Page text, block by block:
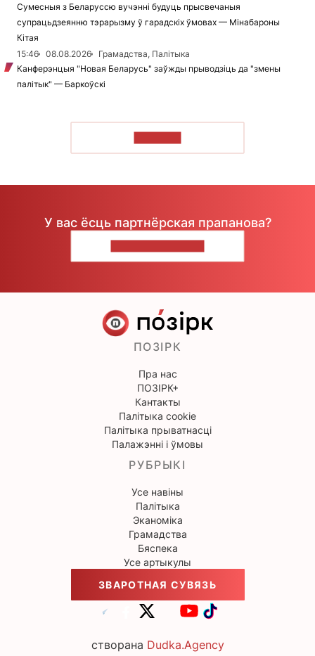
Сумесныя з Беларуссю вучэнні будуць прысвечаныя
супрацьдзеянню тэрарызму ў гарадскіх ўмовах — Мінабароны
Кітая
15:46
08.08.2026
Грамадства, Палітыка
Канферэнцыя "Новая Беларусь" заўжды прыводзіць да "змены
палітык" — Баркоўскі
У вас ёсць партнёрская прапанова?
ПОЗІРК
Пра нас
ПОЗІРК+
Кантакты
Палітыка cookie
Палітыка прыватнасці
Палажэнні і ўмовы
РУБРЫКІ
Усе навіны
Палітыка
Эканоміка
Грамадства
Бяспека
Усе артыкулы
ЗВАРОТНАЯ СУВЯЗЬ
створана Dudka.Agency